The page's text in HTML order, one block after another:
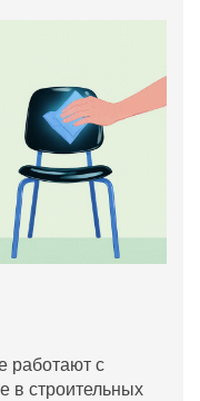
работают с
в строительных